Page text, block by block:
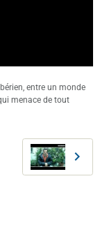
entre un monde
menace de tout